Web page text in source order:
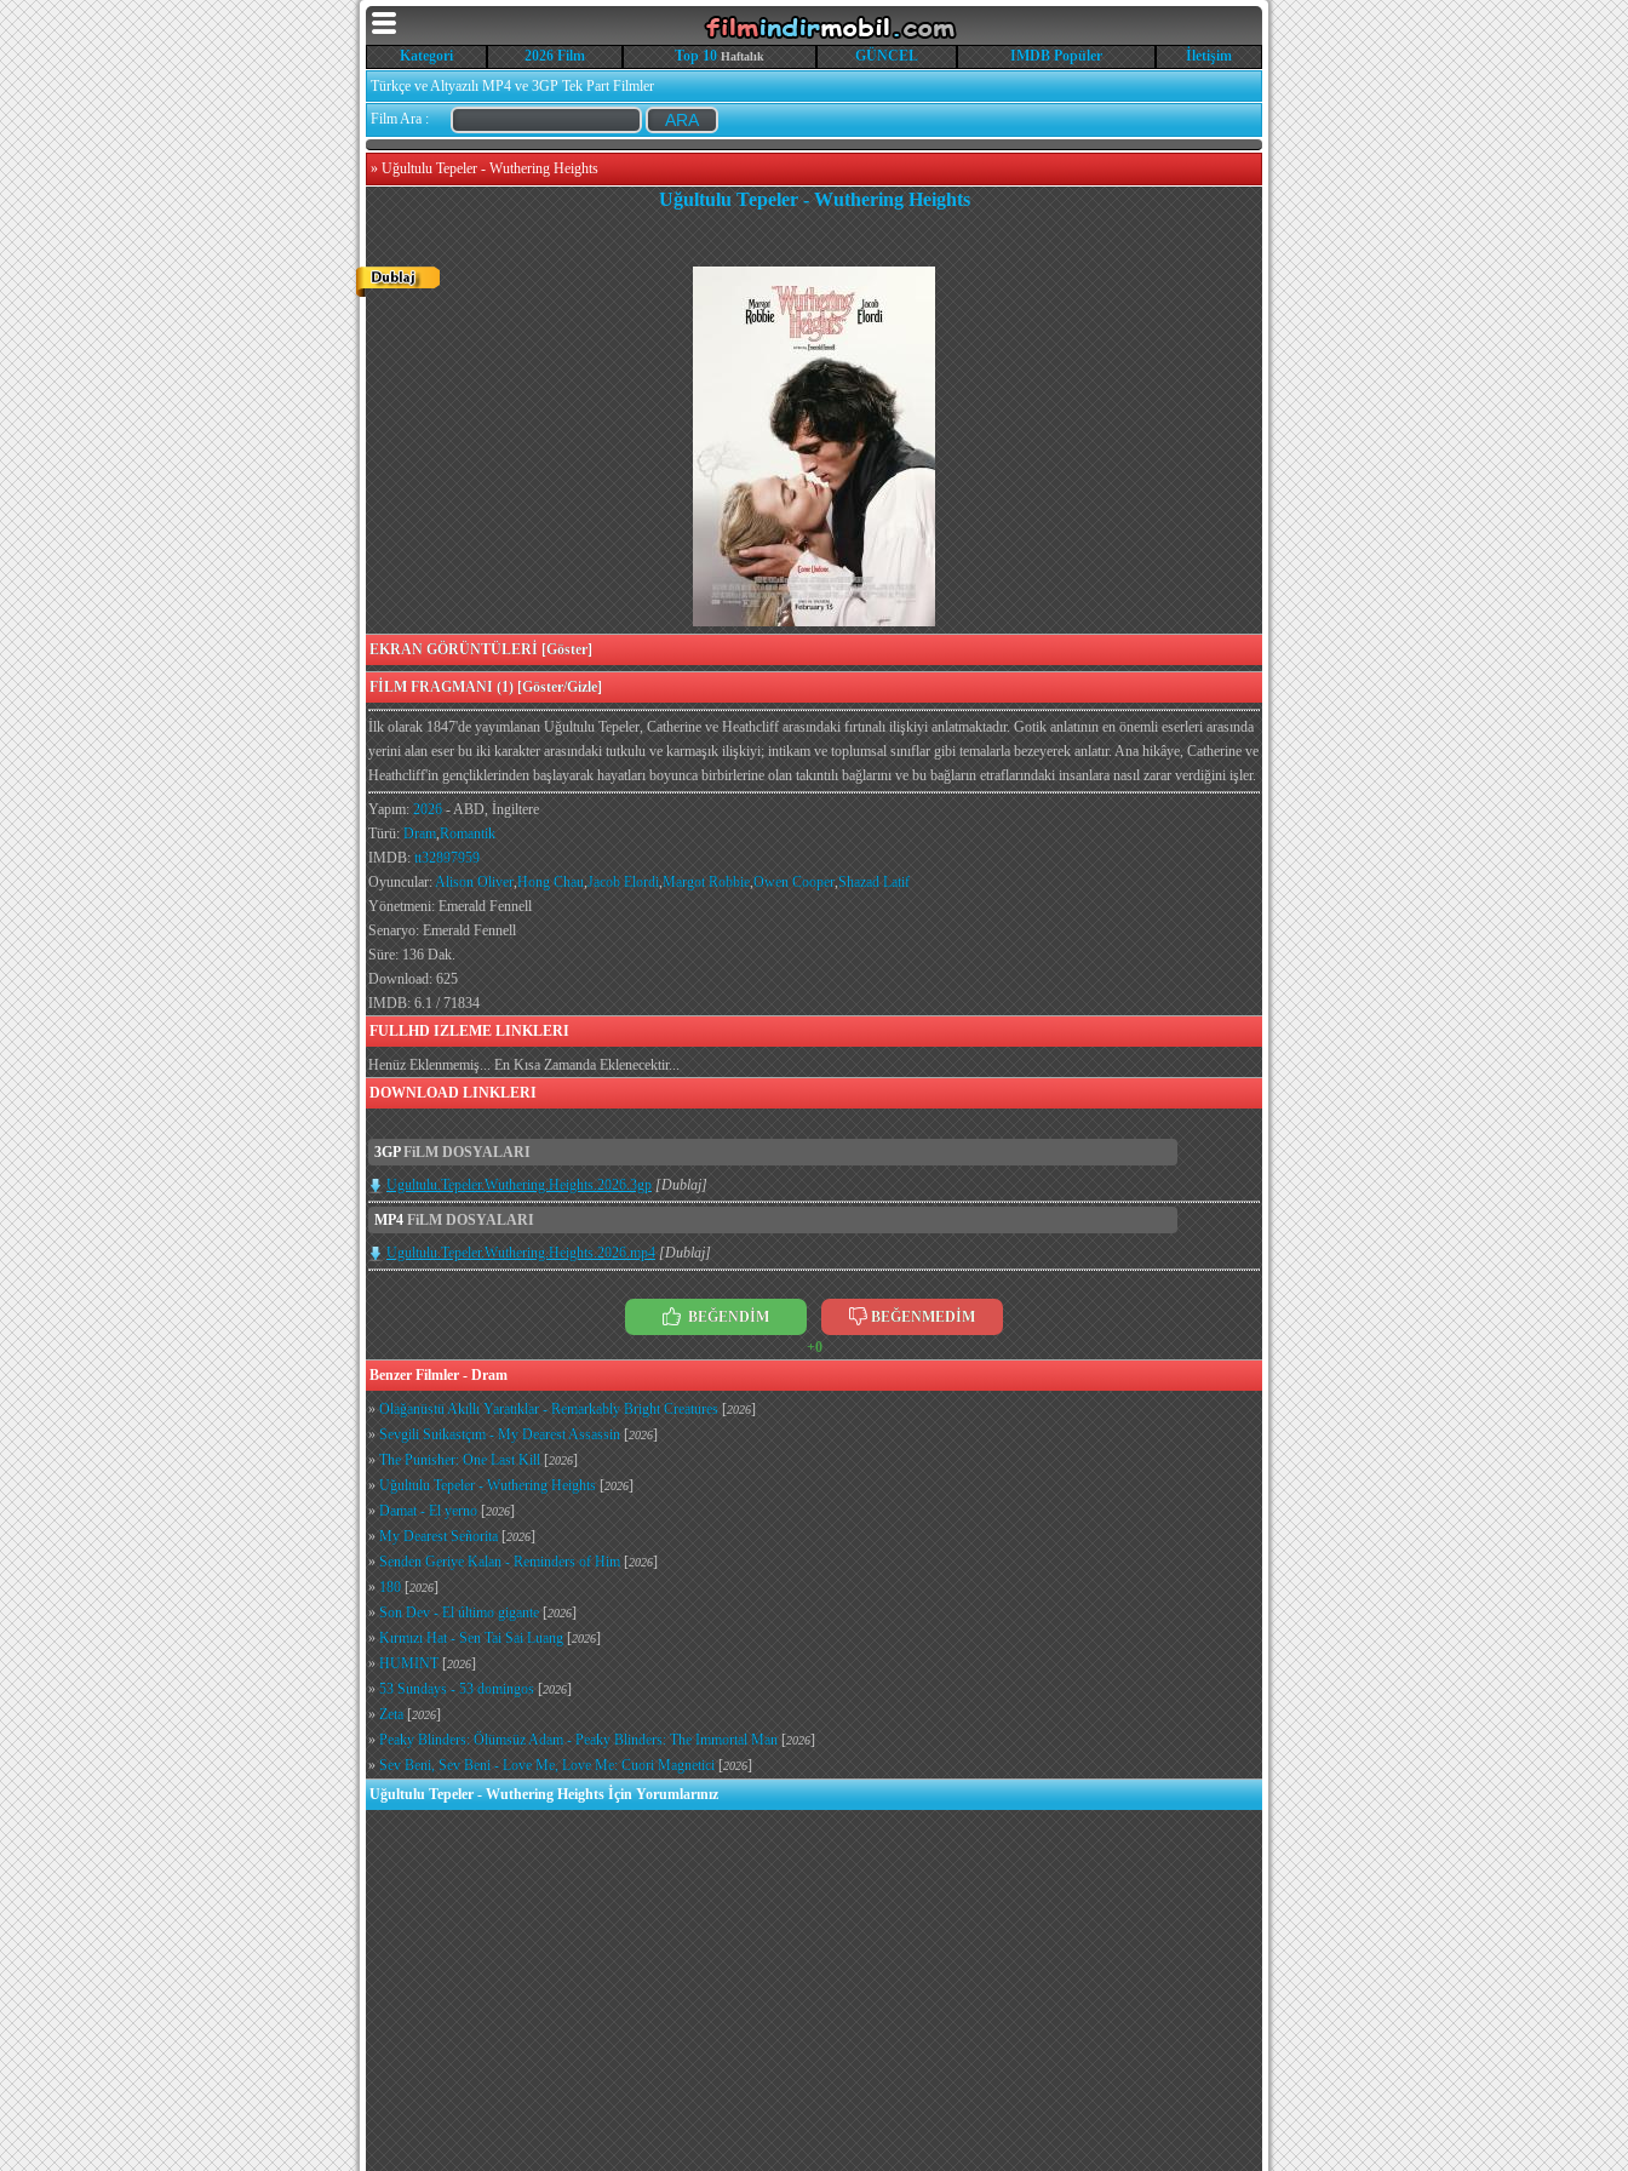
Kategori 2026 Film Top 10 Haftalık GÜNCEL IMDB Popüler
İletişim
Türkçe ve Altyazılı MP4 ve 3GP Tek Part Filmler
Film Ara :
» Uğultulu Tepeler - Wuthering Heights
Uğultulu Tepeler - Wuthering Heights
EKRAN GÖRÜNTÜLERİ [Göster]
FİLM FRAGMANI (1) [Göster/Gizle]
İlk olarak 1847'de yayımlanan Uğultulu Tepeler, Catherine ve Heathcliff arasındaki fırtınalı ilişkiyi anlatmaktadır. Gotik anlatının en önemli eserleri arasında
yerini alan eser bu iki karakter arasındaki tutkulu ve karmaşık ilişkiyi; intikam ve toplumsal sınıflar gibi temalarla bezeyerek anlatır. Ana hikâye, Catherine ve
Heathcliff'in gençliklerinden başlayarak hayatları boyunca birbirlerine olan takıntılı bağlarını ve bu bağların etraflarındaki insanlara nasıl zarar verdiğini işler.
Yapım: 2026 - ABD, İngiltere
Türü: Dram,Romantik
IMDB: tt32897959
Oyuncular:Alison Oliver,Hong Chau,Jacob Elordi,Margot Robbie,Owen Cooper,Shazad Latif
Yönetmeni: Emerald Fennell
Senaryo: Emerald Fennell
Süre: 136 Dak.
Download: 625
IMDB: 6.1 / 71834
FULLHD IZLEME LINKLERI
Henüz Eklenmemiş... En Kısa Zamanda Eklenecektir...
DOWNLOAD LINKLERI
3GPFiLM DOSYALARI
Ugultulu.Tepeler.Wuthering.Heights.2026.3gp [Dublaj]
MP4 FiLM DOSYALARI
Ugultulu.Tepeler.Wuthering.Heights.2026.mp4 [Dublaj]
BEĞENDİM
BEĞENMEDİM
+0
Benzer Filmler - Dram
» Olağanüstü Akıllı Yaratıklar - Remarkably Bright Creatures [2026]
» Sevgili Suikastçım - My Dearest Assassin [2026]
» The Punisher: One Last Kill [2026]
» Uğultulu Tepeler - Wuthering Heights [2026]
» Damat - El yerno [2026]
» My Dearest Señorita [2026]
» Senden Geriye Kalan - Reminders of Him [2026]
» 180 [2026]
» Son Dev - El último gigante [2026]
» Kırmızı Hat - Sen Tai Sai Luang [2026]
» HUMINT[2026]
» 53 Sundays - 53 domingos [2026]
» Zeta [2026]
» Peaky Blinders: Ölümsüz Adam - Peaky Blinders: The Immortal Man [2026]
» Sev Beni, Sev Beni - Love Me, Love Me: Cuori Magnetici [2026]
Uğultulu Tepeler - Wuthering Heights İçin Yorumlarınız